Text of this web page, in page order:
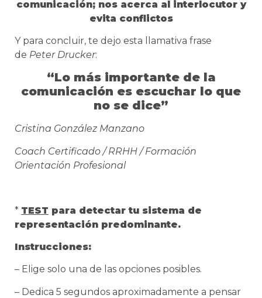
comunicación; nos acerca al interlocutor y
evita conflictos
Y para concluir, te dejo esta llamativa frase
de Peter Drucker:
“Lo más importante de la
comunicación es escuchar lo que
no se dice”
Cristina González Manzano
Coach Certificado / RRHH / Formación
Orientación Profesional
* TEST para detectar tu sistema de
representación predominante.
Instrucciones:
– Elige solo una de las opciones posibles.
– Dedica 5 segundos aproximadamente a pensar